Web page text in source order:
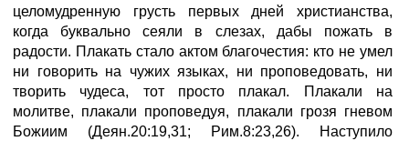
целомудренную грусть первых дней христианства,
когда буквально сеяли в слезах, дабы пожать в
радости. Плакать стало актом благочестия: кто не умел
ни говорить на чужих языках, ни проповедовать, ни
творить чудеса, тот просто плакал. Плакали на
молитве, плакали проповедуя, плакали грозя гневом
Божиим (Деян.20:19,31; Рим.8:23,26). Наступило